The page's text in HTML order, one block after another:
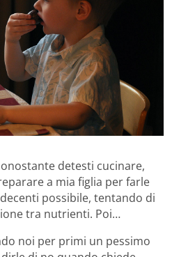
detesti cucinare,
a mia figlia per farle
possibile, tentando di
tra nutrienti. Poi…
noi per primi un pessimo